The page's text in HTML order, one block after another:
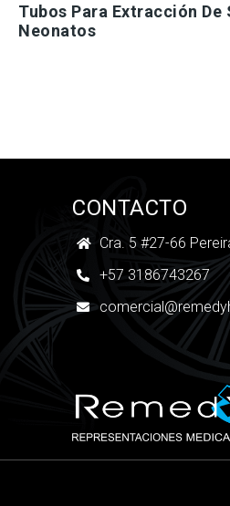
Tubos Para Extracción De
Neonatos
CONTACTO
Cra. 5 #27-66
+57 3186743267